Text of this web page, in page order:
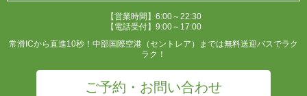
【営業時間】6:00～22:30
【電話受付】9:00～17:00
常滑ICから直進10秒！中部国際空港（セントレア）までは無料送迎バスでラク
ラク！
ご予約・お問い合わせ